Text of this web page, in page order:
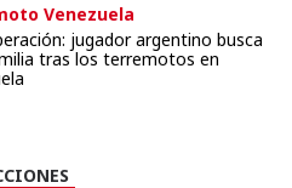
Venezuela
jugador argentino busca
tras los terremotos en